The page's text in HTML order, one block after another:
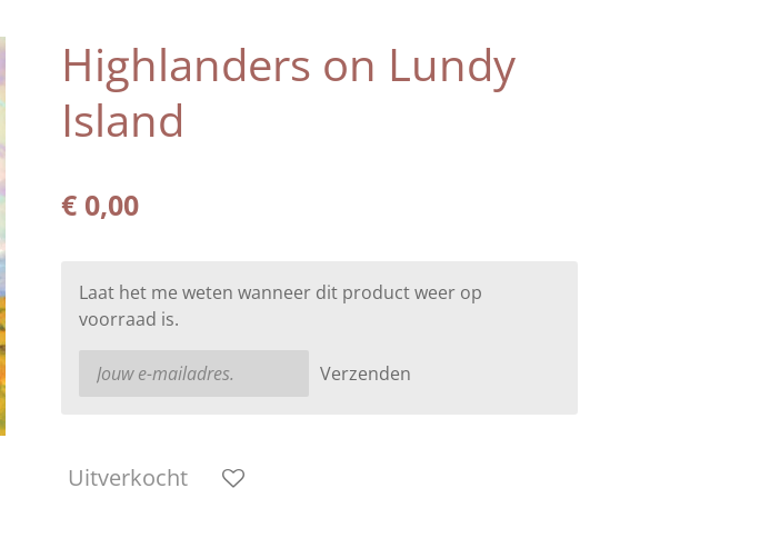
Highlanders on Lundy
Island
€ 0,00
Laat het me weten wanneer dit product weer op
voorraad is.
Verzenden
Uitverkocht